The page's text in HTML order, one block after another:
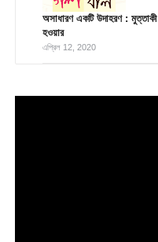
অসাধারণ একটি উদাহরণ : মুত্তাকী
হওয়ার
এপ্রিল 12, 2020